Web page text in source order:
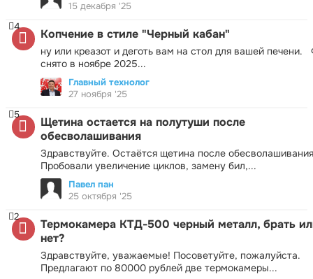
15 декабря '25
Копчение в стиле "Черный кабан"
ну или креазот и деготь вам на стол для вашей печени.
снято в ноябре 2025...
4
Главный технолог
27 ноября '25
Щетина остается на полутуши после
обесволашивания
Здравствуйте. Остаётся щетина после
Пробовали увеличение циклов, замену бил,...
5
Павел пан
25 октября '25
Термокамера КТД-500 черный металл, брать
нет?
Здравствуйте, уважаемые! Посоветуйте, пожалуйста.
Предлагают по 80000 рублей две термокамеры...
2